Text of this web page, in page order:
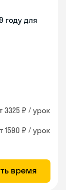
году для
3325 ₽ / урок
1590 ₽ / урок
время